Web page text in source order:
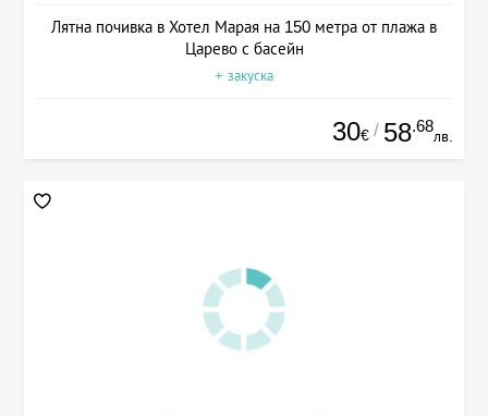
Лятна почивка в Хотел Марая на 150 метра от плажа в
Царево с басейн
+ закуска
30€ / 58.68
лв.